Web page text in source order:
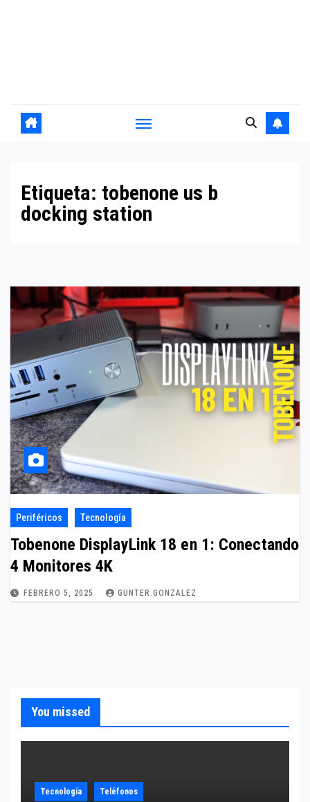
Etiqueta: tobenone us b
docking station
Periféricos Tecnología
Tobenone DisplayLink 18 en 1: Conectando
4 Monitores 4K
FEBRERO 5, 2025 GUNTER.GONZALEZ
You missed
Tecnología Teléfonos